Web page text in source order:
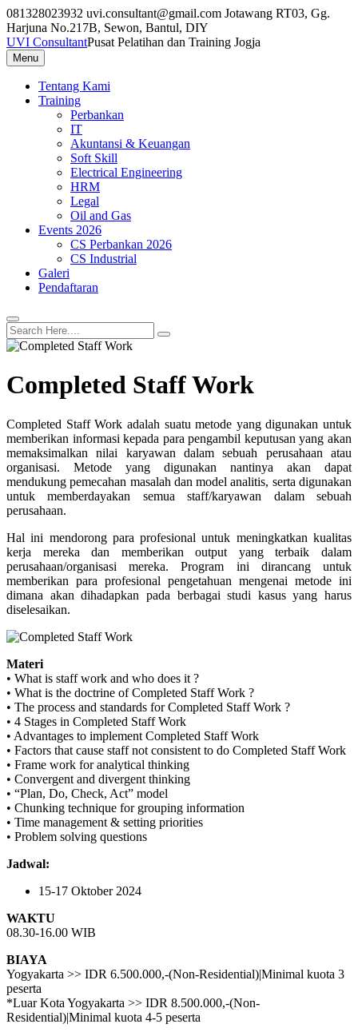
Skip
to
content
081328023932 uvi.consultant@gmail.com Jotawang RT03, Gg.
Harjuna No.217B, Sewon, Bantul, DIY
UVI ConsultantPusat Pelatihan dan Training Jogja
Menu
Tentang Kami
Training
Perbankan
IT
Akuntansi & Keuangan
Soft Skill
Electrical Engineering
HRM
Legal
Oil and Gas
Events 2026
CS Perbankan 2026
CS Industrial
Galeri
Pendaftaran
Completed Staff Work
Completed Staff Work adalah suatu metode yang digunakan untuk
memberikan informasi kepada para pengambil keputusan yang akan
memaksimalkan nilai karyawan dalam sebuah perusahaan atau
organisasi. Metode yang digunakan nantinya akan dapat
mendukung pemecahan masalah dan model analitis, serta digunakan
untuk memberdayakan semua staff/karyawan dalam sebuah
perusahaan.
Hal ini mendorong para profesional untuk meningkatkan kualitas
kerja mereka dan memberikan output yang terbaik dalam
perusahaan/organisasi mereka. Program ini dirancang untuk
memberikan para profesional pengetahuan mengenai metode ini
dimana akan dihadapkan pada berbagai studi kasus yang harus
diselesaikan.
Materi
• What is staff work and who does it ?
• What is the doctrine of Completed Staff Work ?
• The process and standards for Completed Staff Work ?
• 4 Stages in Completed Staff Work
• Advantages to implement Completed Staff Work
• Factors that cause staff not consistent to do Completed Staff Work
• Frame work for analytical thinking
• Convergent and divergent thinking
• “Plan, Do, Check, Act” model
• Chunking technique for grouping information
• Time management & setting priorities
• Problem solving questions
Jadwal:
15-17 Oktober 2024
WAKTU
08.30-16.00 WIB
BIAYA
Yogyakarta >> IDR 6.500.000,-(Non-Residential)|Minimal kuota 3
peserta
*Luar Kota Yogyakarta >> IDR 8.500.000,-(Non-
Residential)|Minimal kuota 4-5 peserta